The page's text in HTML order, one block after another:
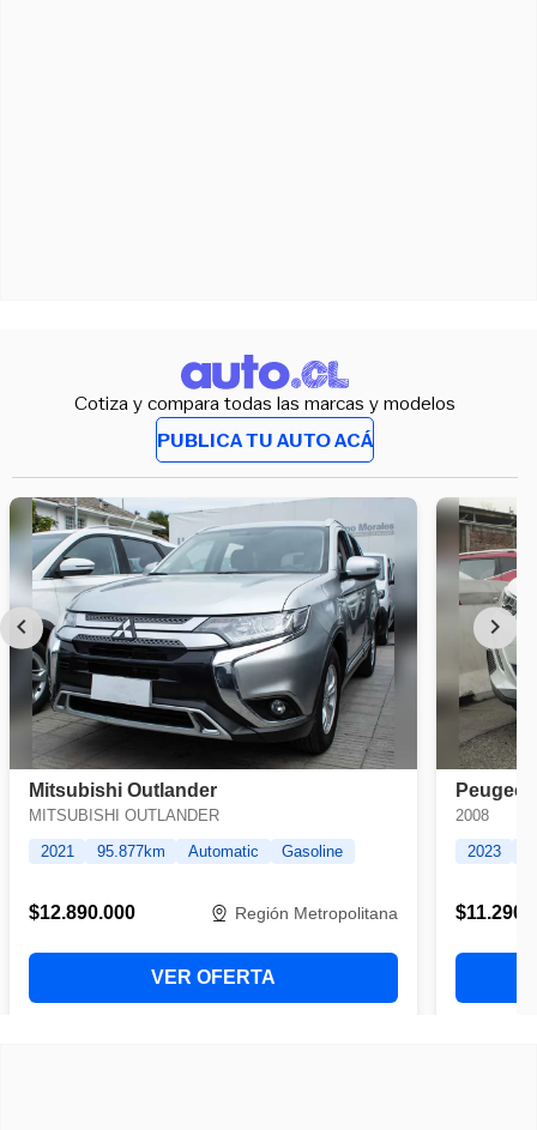
Cotiza y compara todas las marcas y modelos
PUBLICA TU AUTO ACÁ